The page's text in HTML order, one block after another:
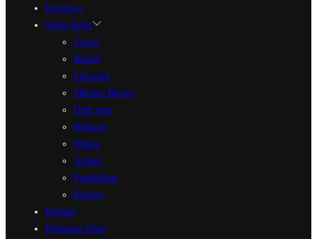
Peristiwa
Serba Serbi
Travel
Ragam
Ekonomi
Mutiara Bnews
Olah raga
Hiburan
Wisata
Artikel
Pendidikan
Kuliner
Redaksi
Pedoman Siber